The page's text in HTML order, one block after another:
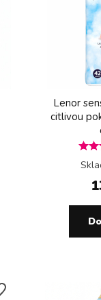
Lenor
citlivou